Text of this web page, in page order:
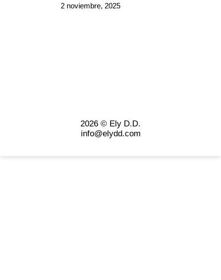
2 noviembre, 2025
2026 © Ely D.D.
info@elydd.com